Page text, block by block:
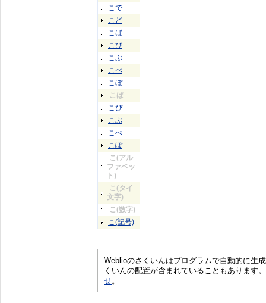
こで
こど
こば
こび
こぶ
こべ
こぼ
こぱ
こぴ
こぷ
こぺ
こぽ
こ(アル
ファベッ
ト)
こ(タイ
文字)
こ(数字)
こ(記号)
Weblioのさくいんはプログラムで自動的に生
くいんの配置が含まれていることもあります
せ。